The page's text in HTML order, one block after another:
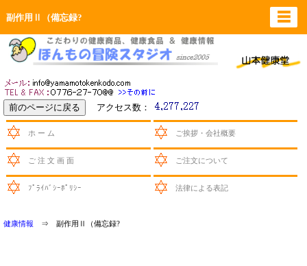
副作用Ⅱ（備忘録? ☰
アクセス数：
ホ ー ム ご挨拶・会社概要
ご 注 文 画 面 ご注文について
ﾌﾟﾗｲﾊﾞｼｰﾎﾟﾘｼｰ 法律による表記
健康情報 ⇒ 副作用Ⅱ（備忘録?